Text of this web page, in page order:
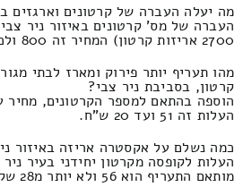
מה יעלה העברה של קרטונים וארגזים
העברה של מס' קרטונים באיזור ניר
2700 אריזות קרטון) המחיר זה 800 ולכל היותר 270 ש"ח.
מהו תעריף יותר פירוק ומארז לבתי
קרטון, בסביבת ניר צבי?
הוספה בהתאם למספר הקרטונים, מחיר
העלות זה 51 ועד 20 ש"ח.
כמה נשלם על אקסטרה אריזה באיזור
העלות לקופסה מקרטון יחידני בעיר
מותאם התעריף הוא 56 ולא יותר מ28 שקל חדש.